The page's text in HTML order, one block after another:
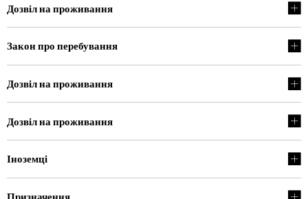
Дозвіл на проживання
Закон про перебування
Дозвіл на проживання
Дозвіл на проживання
Іноземці